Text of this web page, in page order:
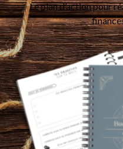
Le plan d’action pour